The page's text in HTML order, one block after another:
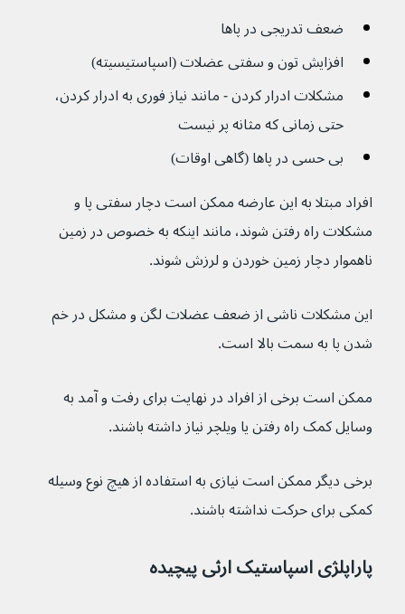
ضعف تدریجی در پاها
افزایش تون و سفتی عضلات (اسپاستیسیته)
مشکلات ادرار کردن - مانند نیاز فوری به ادرار کردن،
حتی زمانی که مثانه پر نیست
بی حسی در پاها (گاهی اوقات)
افراد مبتلا به این عارضه ممکن است دچار سفتی پا و
مشکلات راه رفتن شوند، مانند اینکه به خصوص در زمین
ناهموار دچار زمین خوردن و لرزش شوند.
این مشکلات ناشی از ضعف عضلات لگن و مشکل در خم
شدن پا به سمت بالا است.
ممکن است برخی از افراد در نهایت برای رفت و آمد به
وسایل کمک راه رفتن یا ویلچر نیاز داشته باشند.
برخی دیگر ممکن است نیازی به استفاده از هیچ نوع وسیله
کمکی برای حرکت نداشته باشند.
پاراپلژی اسپاستیک ارثی پیچیده